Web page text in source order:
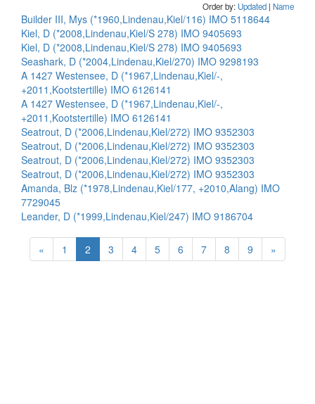
Order by: Updated | Name
Builder III, Mys (*1960,Lindenau,Kiel/116) IMO 5118644
Kiel, D (*2008,Lindenau,Kiel/S 278) IMO 9405693
Kiel, D (*2008,Lindenau,Kiel/S 278) IMO 9405693
Seashark, D (*2004,Lindenau,Kiel/270) IMO 9298193
A 1427 Westensee, D (*1967,Lindenau,Kiel/-,
+2011,Kootstertille) IMO 6126141
A 1427 Westensee, D (*1967,Lindenau,Kiel/-,
+2011,Kootstertille) IMO 6126141
Seatrout, D (*2006,Lindenau,Kiel/272) IMO 9352303
Seatrout, D (*2006,Lindenau,Kiel/272) IMO 9352303
Seatrout, D (*2006,Lindenau,Kiel/272) IMO 9352303
Seatrout, D (*2006,Lindenau,Kiel/272) IMO 9352303
Amanda, Blz (*1978,Lindenau,Kiel/177, +2010,Alang) IMO
7729045
Leander, D (*1999,Lindenau,Kiel/247) IMO 9186704
« 1 2 3 4 5 6 7 8 9 »